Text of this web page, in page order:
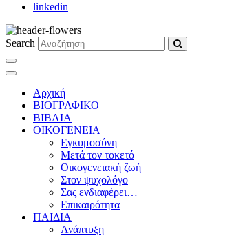
linkedin
Search
Αρχική
ΒΙΟΓΡΑΦΙΚΟ
ΒΙΒΛΙΑ
ΟΙΚΟΓΕΝΕΙΑ
Εγκυμοσύνη
Μετά τον τοκετό
Οικογενειακή ζωή
Στον ψυχολόγο
Σας ενδιαφέρει…
Επικαιρότητα
ΠΑΙΔΙΑ
Ανάπτυξη